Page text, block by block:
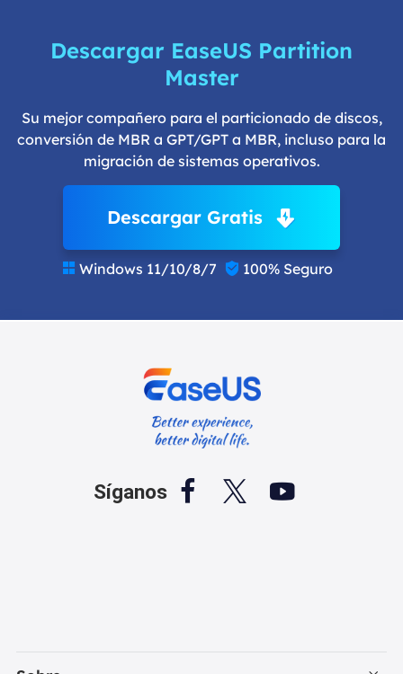
Descargar EaseUS Partition
Master
Su mejor compañero para el particionado de discos,
conversión de MBR a GPT/GPT a MBR, incluso para la
migración de sistemas operativos.
Descargar Gratis
 Windows 11/10/8/7  100% Seguro
Síganos   